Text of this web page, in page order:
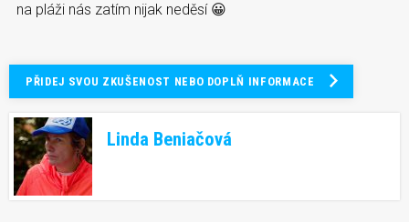
na pláži nás zatím nijak neděsí 😀
PŘIDEJ SVOU ZKUŠENOST NEBO DOPLŇ INFORMACE
Linda Beniačová